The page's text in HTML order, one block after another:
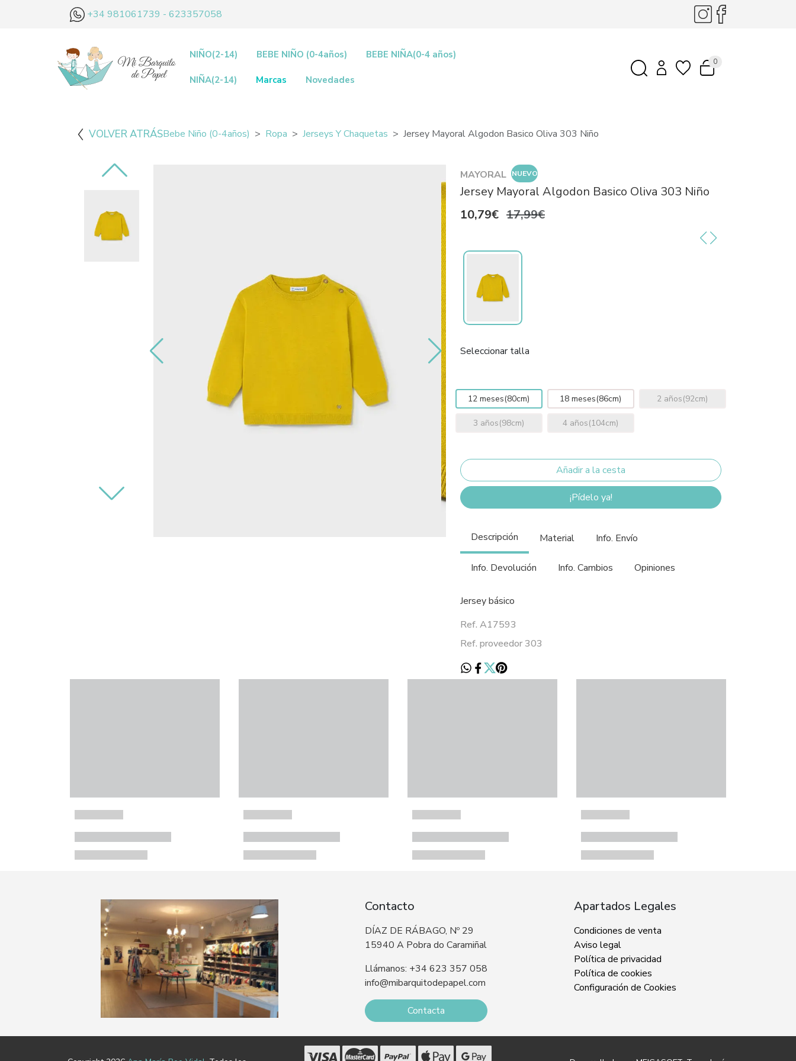
+34 981061739 - 623357058
NIÑO(2-14) BEBE NIÑO (0-4años) BEBE NIÑA(0-4 años)
NIÑA(2-14) Marcas Novedades
0
VOLVER ATRÁSBebe Niño (0-4años) Ropa Jerseys Y Chaquetas Jersey Mayoral Algodon Basico Oliva 303 Niño
MAYORAL NUEVO
Jersey Mayoral Algodon Basico Oliva 303 Niño
10,79€ 17,99€
Seleccionar talla
12 meses(80cm) 18 meses(86cm) 2 años(92cm)
3 años(98cm) 4 años(104cm)
¡Pídelo ya!
Descripción Material Info. Envío
Info. Devolución Info. Cambios Opiniones
Jersey básico
Ref. A17593
Ref. proveedor 303
Contacto
DÍAZ DE RÁBAGO, Nº 29
15940 A Pobra do Caramiñal
Llámanos: +34 623 357 058
info@mibarquitodepapel.com
Contacta
Apartados Legales
Condiciones de venta
Aviso legal
Política de privacidad
Política de cookies
Configuración de Cookies